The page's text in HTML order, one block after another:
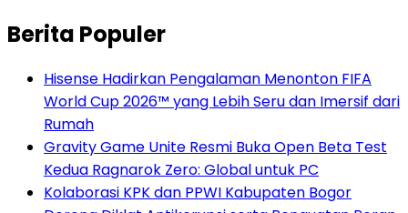
Berita Populer
Hisense Hadirkan Pengalaman Menonton FIFA
World Cup 2026™ yang Lebih Seru dan Imersif dari
Rumah
Gravity Game Unite Resmi Buka Open Beta Test
Kedua Ragnarok Zero: Global untuk PC
Kolaborasi KPK dan PPWI Kabupaten Bogor